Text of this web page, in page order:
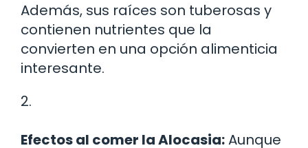
Además, sus raíces son tuberosas y
contienen nutrientes que la
convierten en una opción alimenticia
interesante.
2.
Efectos al comer la Alocasia:Aunque